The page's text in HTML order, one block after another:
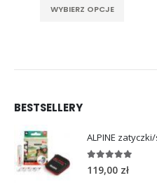
WYBIERZ OPCJE
BESTSELLERY
out of 5
119,00 zł